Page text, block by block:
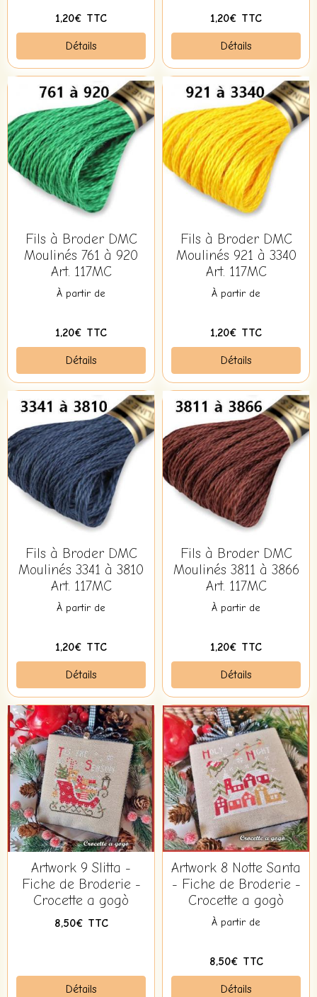
1,20€ TTC
Détails
1,20€ TTC
Détails
Fils à Broder DMC
Moulinés 761 à 920
Art. 117MC
À partir de
1,20€ TTC
Détails
Fils à Broder DMC
Moulinés 921 à 3340
Art. 117MC
À partir de
1,20€ TTC
Détails
Fils à Broder DMC
Moulinés 3341 à 3810
Art. 117MC
À partir de
1,20€ TTC
Détails
Fils à Broder DMC
Moulinés 3811 à 3866
Art. 117MC
À partir de
1,20€ TTC
Détails
Artwork 9 Slitta -
Fiche de Broderie -
Crocette a gogò
8,50€ TTC
Détails
Artwork 8 Notte Santa
- Fiche de Broderie -
Crocette a gogò
À partir de
8,50€ TTC
Détails